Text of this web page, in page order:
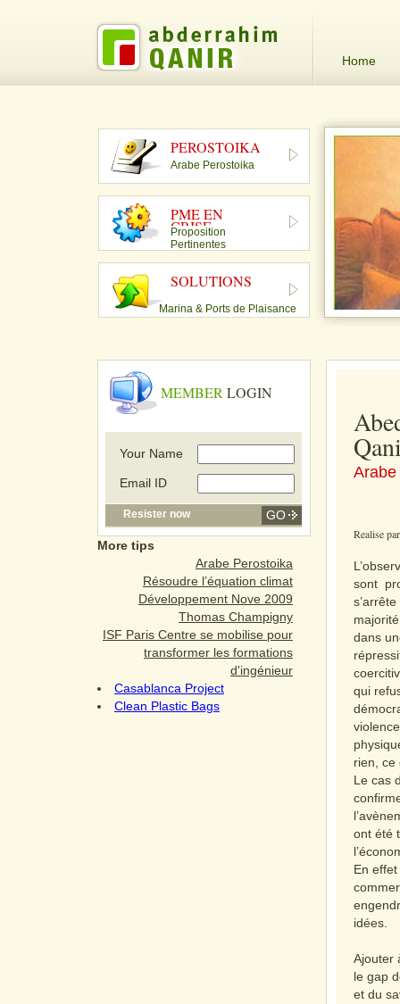
Home
PEROSTOIKA
Arabe Perostoika
PME EN
CRISE
Proposition
Pertinentes
SOLUTIONS
Marina & Ports de Plaisance
MEMBER LOGIN
Your Name
Email ID
Resister now
More tips
Arabe Perostoika
Résoudre l’équation climat
Développement Nove 2009
Thomas Champigny
ISF Paris Centre se mobilise pour
transformer les formations
d'ingénieur
Casablanca Project
Clean Plastic Bags
Arabe
Realise
sont
dans
qui
rien, ce
Le cas
ont été
En
idées.
Ajouter
le gap
et du